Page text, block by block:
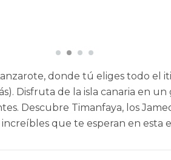
donde tú eliges todo el
Disfruta de la isla canaria en
Descubre Timanfaya, los
que te esperan en esta